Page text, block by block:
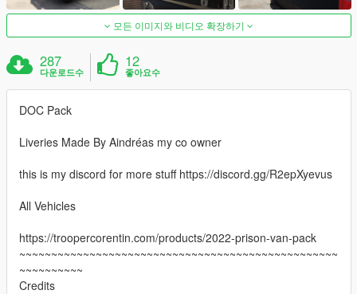
모든 이미지와 비디오 확장하기
287
다운로드수
12
좋아요수
DOC Pack
Liveries Made By Aindréas my co owner
this is my discord for more stuff https://discord.gg/R2epXyevus
All Vehicles
https://troopercorentin.com/products/2022-prison-van-pack
~~~~~~~~~~~~~~~~~~~~~~~~~~~~~~~~~~~~~~~~~~~~~~~~~~
~~~~~~~~~~
Credits